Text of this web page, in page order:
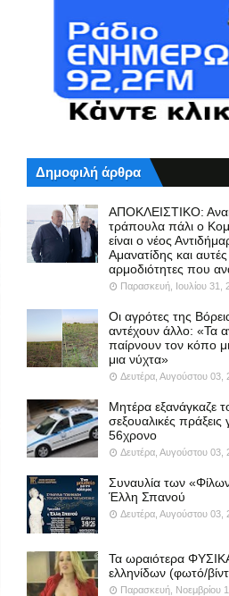
Δημοφιλή άρθρα
ΑΠΟΚΛΕΙΣΤΙΚΟ:
τράπουλα πάλι ο
είναι ο νέος
Αμανατίδης και αυτές
αρμοδιότητες που
Παρασκευή, Ιουλίου 31,
Οι αγρότες της
αντέχουν άλλο: «Τα
παίρνουν τον κόπο
μια νύχτα»
Δευτέρα, Αυγούστου 03,
Μητέρα εξανάγκαζε
σεξουαλικές πράξεις
56χρονο
Δευτέρα, Αυγούστου 03,
Συναυλία των
Έλλη Σπανού
Δευτέρα, Αυγούστου 03,
Τα ωραιότερα
ελληνίδων (φωτό/
Παρασκευή, Νοεμβρίου